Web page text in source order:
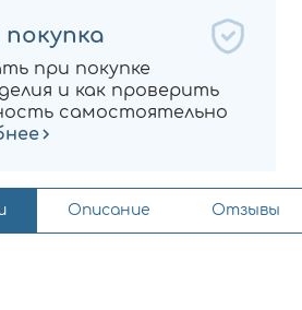
при покупке
и как проверить
самостоятельно
Описание Отзывы